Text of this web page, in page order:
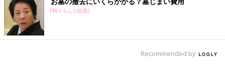
PR(くらしの話題)
Recommended by